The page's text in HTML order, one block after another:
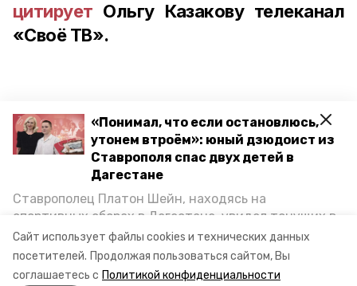
Сайт использует файлы cookies и технических данных
посетителей. Продолжая пользоваться сайтом, Вы
соглашаетесь с Политикой конфиденциальности
«Понимал, что если остановлюсь,
утонем втроём»: юный дзюдоист из
Ставрополя спас двух детей в
Дагестане
Ставрополец Платон Шейн, находясь на
спортивных сборах в Дегестане, увидел тонущих в
Каспийском море детей и бросился на помощь. По
возвращении домой, отважного мальчика
пригласили в министерство образования края и
цитирует Ольгу Казакову телеканал
«Своё ТВ».
Также депутат встретилась с главными
врачами больниц и поликлиник и
волонтёрами, чтобы обсудить
различные варианты поддержки
медиков. Одной из мер может стать
привлечение к работе добровольцев с
машинами, которые помогут врачам